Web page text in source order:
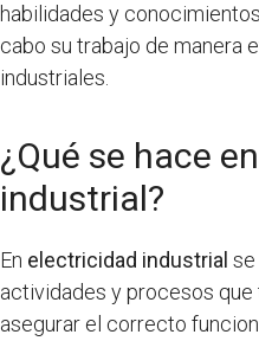
habilidades y
cabo su trabajo de manera
industriales.
¿Qué se hace
industrial?
En electricidad industrial se
actividades y procesos
asegurar el correcto